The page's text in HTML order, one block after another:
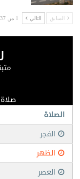
السابق التالي 1 من 4,037